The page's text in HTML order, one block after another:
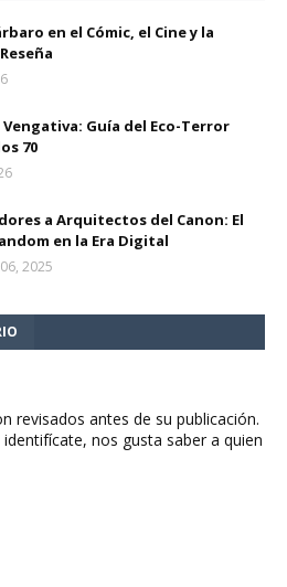
en el Cómic, el Cine y la
Guía del Eco-Terror
70
a Arquitectos del Canon: El
en la Era Digital
2025
revisados antes de su publicación.
nos gusta saber a quien